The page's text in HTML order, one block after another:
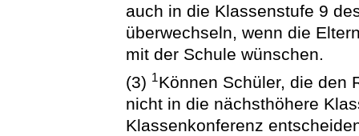
auch in die Klassenstufe 9
überwechseln, wenn die
mit der Schule wünschen.
(3) 1Können Schüler, die den
nicht in die nächsthöhere
Klassenkonferenz